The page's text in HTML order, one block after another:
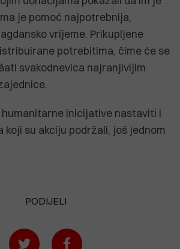
je pomoć najpotrebnija,
vrijeme. Prikupljene
potrebitima, čime će se
svakodnevica najranjivijim
inicijative nastaviti i
koji su akciju podržali, još jednom
PODIJELI